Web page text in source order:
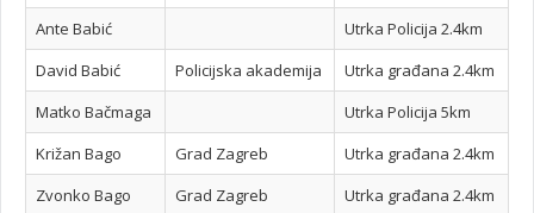
Ante Babić
Utrka Policija 2.4km
David Babić
Policijska akademija
Utrka građana 2.4km
Matko Bačmaga
Utrka Policija 5km
Križan Bago
Grad Zagreb
Utrka građana 2.4km
Zvonko Bago
Grad Zagreb
Utrka građana 2.4km